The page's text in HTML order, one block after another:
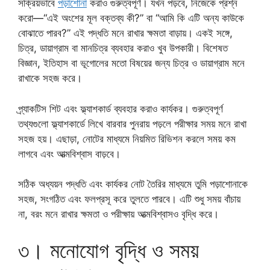
সক্রিয়ভাবে পড়াশোনাকরাও গুরুত্বপূর্ণ। যখন পড়বে, নিজেকে প্রশ্ন
করো—“এই অংশের মূল বক্তব্য কী?” বা “আমি কি এটি অন্য কাউকে
বোঝাতে পারব?” এই পদ্ধতি মনে রাখার ক্ষমতা বাড়ায়। একই সঙ্গে,
চিত্র, ডায়াগ্রাম বা মানচিত্র ব্যবহার করাও খুব উপকারী। বিশেষত
বিজ্ঞান, ইতিহাস বা ভূগোলের মতো বিষয়ের জন্য চিত্র ও ডায়াগ্রাম মনে
রাখাকে সহজ করে।
প্র্যাকটিস শিট এবং ফ্ল্যাশকার্ড ব্যবহার করাও কার্যকর। গুরুত্বপূর্ণ
তথ্যগুলো ফ্ল্যাশকার্ডে লিখে বারবার পুনরায় পড়লে পরীক্ষার সময় মনে রাখা
সহজ হয়। এছাড়া, নোটের মাধ্যমে নিয়মিত রিভিশন করলে সময় কম
লাগবে এবং আত্মবিশ্বাস বাড়বে।
সঠিক অধ্যয়ন পদ্ধতি এবং কার্যকর নোট তৈরির মাধ্যমে তুমি পড়াশোনাকে
সহজ, সংগঠিত এবং ফলপ্রসূ করে তুলতে পারবে। এটি শুধু সময় বাঁচায়
না, বরং মনে রাখার ক্ষমতা ও পরীক্ষায় আত্মবিশ্বাসও বৃদ্ধি করে।
৩। মনোযোগ বৃদ্ধি ও সময়